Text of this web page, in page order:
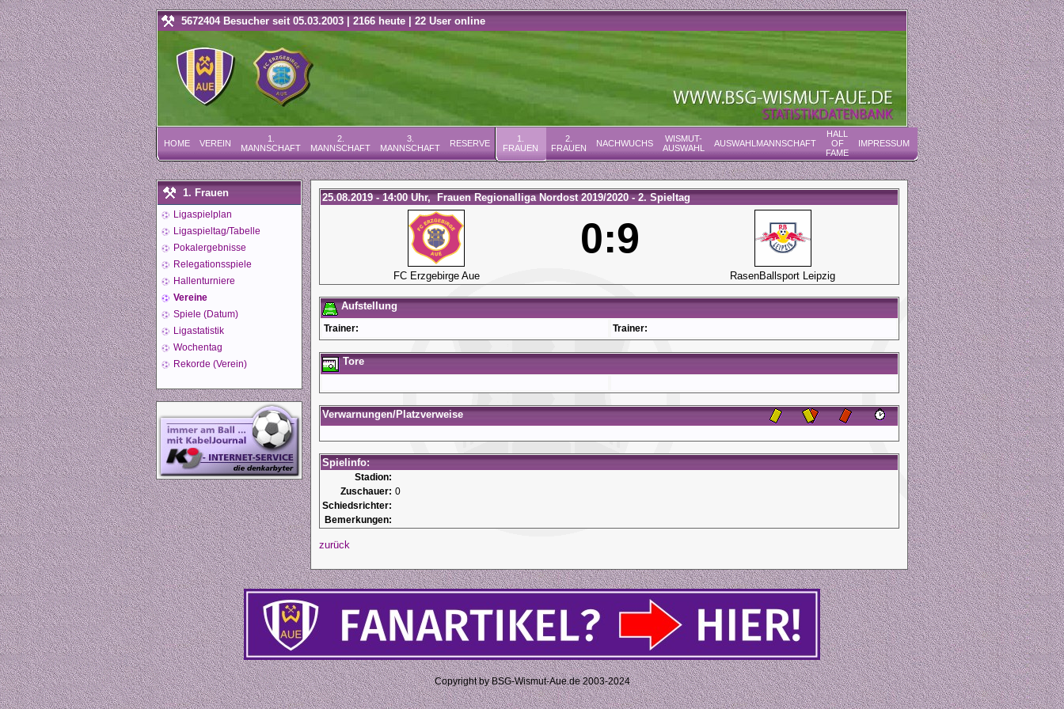
5672404 Besucher seit 05.03.2003 | 2166 heute | 22 User online
HOME VEREIN
1.
MANNSCHAFT
2.
MANNSCHAFT
3.
MANNSCHAFT
RESERVE
1.
FRAUEN
2.
FRAUEN
NACHWUCHS
WISMUT-
AUSWAHL
AUSWAHLMANNSCHAFT
HALL
OF
FAME
IMPRESSUM
1. Frauen
Ligaspielplan
Ligaspieltag/Tabelle
Pokalergebnisse
Relegationsspiele
Hallenturniere
Vereine
Spiele (Datum)
Ligastatistik
Wochentag
Rekorde (Verein)
25.08.2019 - 14:00 Uhr, Frauen Regionalliga Nordost 2019/2020 - 2. Spieltag
0:9
FC Erzgebirge Aue RasenBallsport Leipzig
Aufstellung
Trainer: Trainer:
Tore
Verwarnungen/Platzverweise
Spielinfo:
Stadion:
Zuschauer: 0
Schiedsrichter:
Bemerkungen:
zurück
Copyright by BSG-Wismut-Aue.de 2003-2024